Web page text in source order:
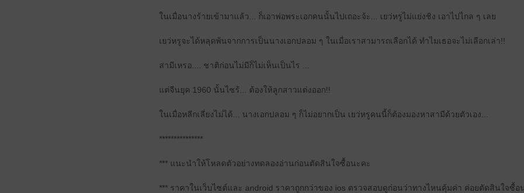
ในเมื่อนางร้ายเข้ามาแล้ว... ก็เอาพ่อพระเอกคนนั้นไปเถอะจ้ะ... เยว่หรูไม่แย่งชิง เอาไปไกล ๆ เลย
เยว่หรูจะได้หลุดพ้นจากการเป็นนางเอกปลอม ๆ ในเมื่อเราสามารถเลือกได้ ทำไมเธอจะไม่เลือกเล่า!!
สามีเหรอ.... ชาติก่อนไม่มีก็ไม่เห็นเป็นไร ...
แต่จีนยุค 1960 นั้นไซร้... ต้องให้ลูกสาวแต่งออก!!
ในเมื่อหลีกเลี่ยงไม่ได้... นางเอกปลอม ๆ ก็ไม่อยากเป็น เยว่หรูคนนี้ก็ต้องมองหาสามีด้วยตัวเอง...
***************
*** แนะนำให้โหลดตัวอย่างทดลองอ่านก่อนตัดสินใจซื้อนะคะ
*** ราคาในเว็บไซต์และ android ราคาถูกกว่าของ ios ตรวจสอบดูก่อนว่าทางไหนคุ้มค่า ค่อยตัดสินใจซื้อ